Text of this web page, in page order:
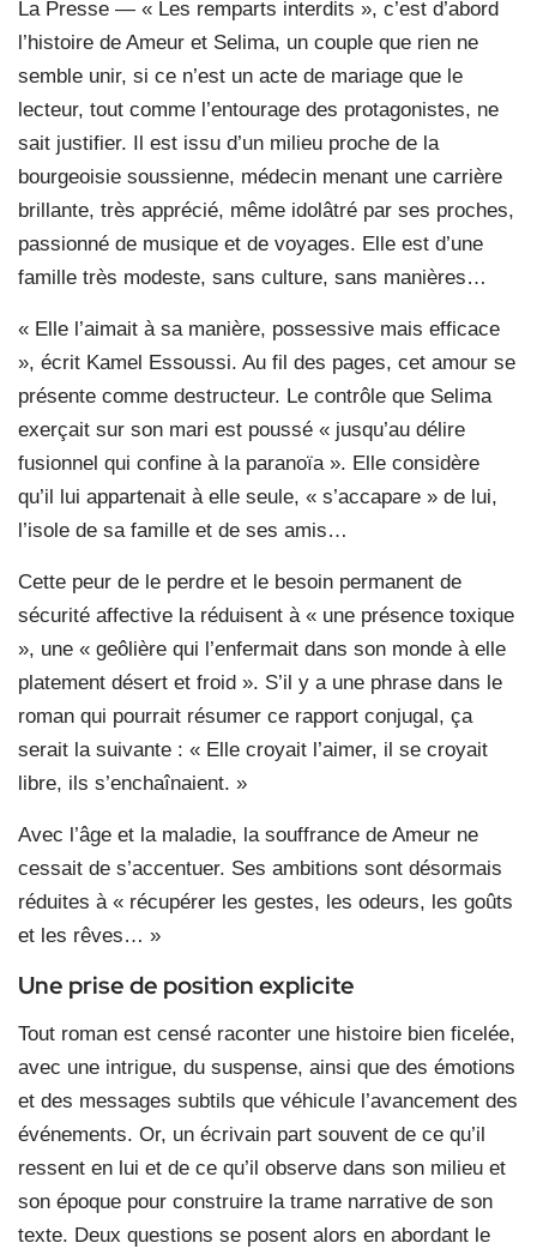
La Presse — « Les remparts interdits », c’est d’abord
l’histoire de Ameur et Selima, un couple que rien ne
semble unir, si ce n’est un acte de mariage que le
lecteur, tout comme l’entourage des protagonistes, ne
sait justifier. Il est issu d’un milieu proche de la
bourgeoisie soussienne, médecin menant une carrière
brillante, très apprécié, même idolâtré par ses proches,
passionné de musique et de voyages. Elle est d’une
famille très modeste, sans culture, sans manières…
« Elle l’aimait à sa manière, possessive mais efficace
», écrit Kamel Essoussi. Au fil des pages, cet amour se
présente comme destructeur. Le contrôle que Selima
exerçait sur son mari est poussé « jusqu’au délire
fusionnel qui confine à la paranoïa ». Elle considère
qu’il lui appartenait à elle seule, « s’accapare » de lui,
l’isole de sa famille et de ses amis…
Cette peur de le perdre et le besoin permanent de
sécurité affective la réduisent à « une présence toxique
», une « geôlière qui l’enfermait dans son monde à elle
platement désert et froid ». S’il y a une phrase dans le
roman qui pourrait résumer ce rapport conjugal, ça
serait la suivante : « Elle croyait l’aimer, il se croyait
libre, ils s’enchaînaient. »
Avec l’âge et la maladie, la souffrance de Ameur ne
cessait de s’accentuer. Ses ambitions sont désormais
réduites à « récupérer les gestes, les odeurs, les goûts
et les rêves… »
Une prise de position explicite
Tout roman est censé raconter une histoire bien ficelée,
avec une intrigue, du suspense, ainsi que des émotions
et des messages subtils que véhicule l’avancement des
événements. Or, un écrivain part souvent de ce qu’il
ressent en lui et de ce qu’il observe dans son milieu et
son époque pour construire la trame narrative de son
texte. Deux questions se posent alors en abordant le